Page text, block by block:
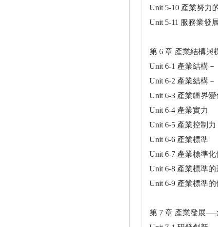
Unit 5-10 產業努力
Unit 5-11 服務業發
第 6 章 產業結構與
Unit 6-1 產業結構
Unit 6-2 產業結構
Unit 6-3 產業疆界
Unit 6-4 產業實力
Unit 6-5 產業控制力
Unit 6-6 產業標準
Unit 6-7 產業標準化
Unit 6-8 產業標準
Unit 6-9 產業標準的
第 7 章 產業發展